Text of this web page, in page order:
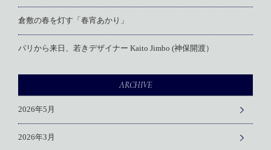
倉敷の春を灯す「春宵あかり」
パリから来日、若きデザイナー Kaito Jimbo (神保開渡）
ARCHIVE
2026年5月
2026年3月